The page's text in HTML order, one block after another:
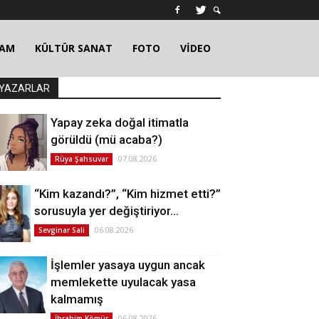
KÜLTÜR SANAT FOTO VİDEO
Yapay zeka doğal itimatla
görüldü (mü acaba?)
Rüya Şahsuvar 07.08.2026
“Kim kazandı?”, “Kim hizmet etti?”
sorusuyla yer değiştiriyor…
Sevginar Sali 06.08.2026
İşlemler yasaya uygun ancak
memlekette uyulacak yasa
kalmamış